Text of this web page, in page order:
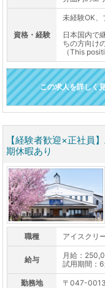
資格・経験
未経験OK、
日本国内で
ちの方向け
（This
この求人を詳しく
【経験者歓迎×正社員
期休暇あり
職種 アイスクリ
給与
月給：
試用期間：6
勤務地 〒047-0013